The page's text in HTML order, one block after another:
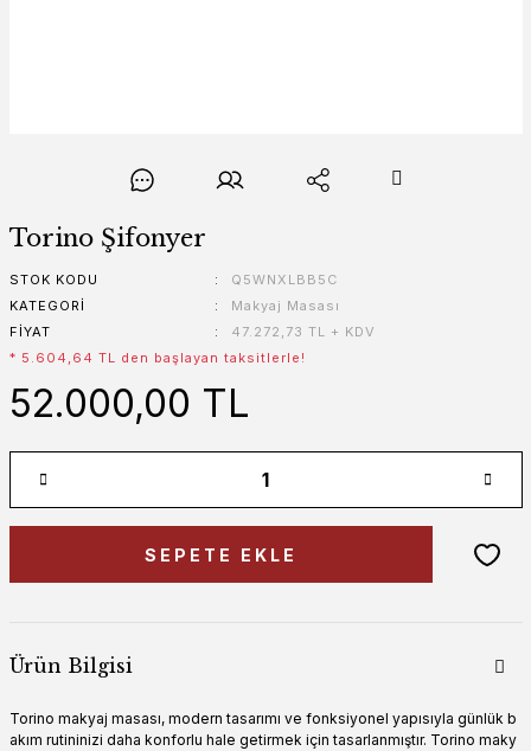
Torino Şifonyer
STOK KODU
Q5WNXLBB5C
KATEGORI
Makyaj Masası
FIYAT
47.272,73 TL + KDV
* 5.604,64 TL den başlayan taksitlerle!
52.000,00 TL
SEPETE EKLE
Ürün Bilgisi
Torino makyaj masası, modern tasarımı ve fonksiyonel yapısıyla günlük b
akım rutininizi daha konforlu hale getirmek için tasarlanmıştır. Torino maky